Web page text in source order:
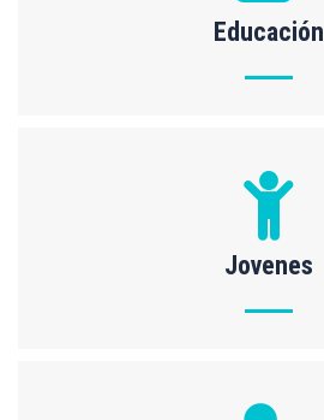
Educación
Jovenes